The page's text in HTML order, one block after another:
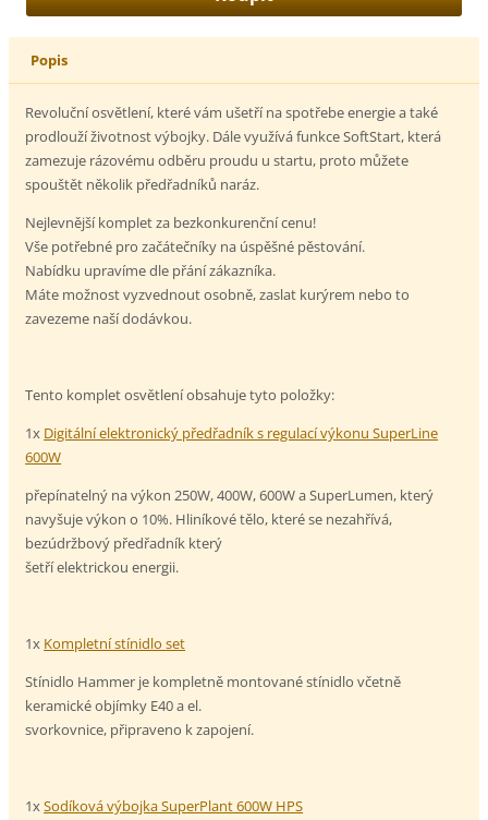
Popis
Revoluční osvětlení, které vám ušetří na spotřebe energie a také
prodlouží životnost výbojky. Dále využívá funkce SoftStart, která
zamezuje rázovému odběru proudu u startu, proto můžete
spouštět několik předřadníků naráz.
Nejlevnější komplet za bezkonkurenční cenu!
Vše potřebné pro začátečníky na úspěšné pěstování.
Nabídku upravíme dle přání zákazníka.
Máte možnost vyzvednout osobně, zaslat kurýrem nebo to
zavezeme naší dodávkou.
Tento komplet osvětlení obsahuje tyto položky:
1x Digitální elektronický předřadník s regulací výkonu SuperLine
600W
přepínatelný na výkon 250W, 400W, 600W a SuperLumen, který
navyšuje výkon o 10%. Hliníkové tělo, které se nezahřívá,
bezúdržbový předřadník který
šetří elektrickou energii.
1x Kompletní stínidlo set
Stínidlo Hammer je kompletně montované stínidlo včetně
keramické objímky E40 a el.
svorkovnice, připraveno k zapojení.
1xSodíková výbojka SuperPlant 600W HPS